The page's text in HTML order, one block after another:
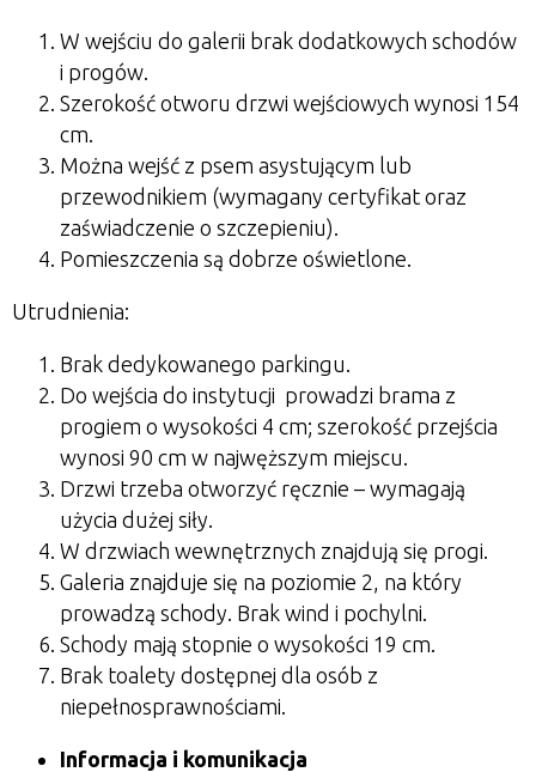
W wejściu do galerii brak dodatkowych schodów
i progów.
Szerokość otworu drzwi wejściowych wynosi 154
cm.
Można wejść z psem asystującym lub
przewodnikiem (wymagany certyfikat oraz
zaświadczenie o szczepieniu).
Pomieszczenia są dobrze oświetlone.
Utrudnienia:
Brak dedykowanego parkingu.
Do wejścia do instytucji prowadzi brama z
progiem o wysokości 4 cm; szerokość przejścia
wynosi 90 cm w najwęższym miejscu.
Drzwi trzeba otworzyć ręcznie – wymagają
użycia dużej siły.
W drzwiach wewnętrznych znajdują się progi.
Galeria znajduje się na poziomie 2, na który
prowadzą schody. Brak wind i pochylni.
Schody mają stopnie o wysokości 19 cm.
Brak toalety dostępnej dla osób z
niepełnosprawnościami.
Informacja i komunikacja